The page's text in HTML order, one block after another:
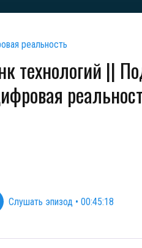
реальность
технологий ||
Слушать эпизод •00:45:18